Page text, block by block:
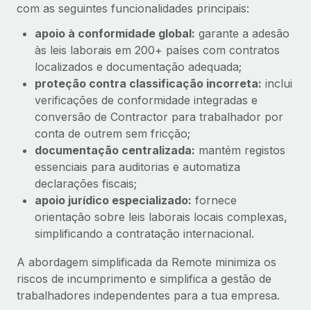
com as seguintes funcionalidades principais:
apoio à conformidade global: garante a adesão
às leis laborais em 200+ países com contratos
localizados e documentação adequada;
proteção contra classificação incorreta: inclui
verificações de conformidade integradas e
conversão de Contractor para trabalhador por
conta de outrem sem fricção;
documentação centralizada: mantém registos
essenciais para auditorias e automatiza
declarações fiscais;
apoio jurídico especializado: fornece
orientação sobre leis laborais locais complexas,
simplificando a contratação internacional.
A abordagem simplificada da Remote minimiza os
riscos de incumprimento e simplifica a gestão de
trabalhadores independentes para a tua empresa.